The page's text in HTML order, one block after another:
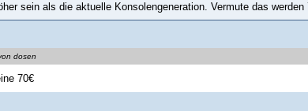
sein als die aktuelle Konsolengeneration. Vermute das werden
dosen
70€